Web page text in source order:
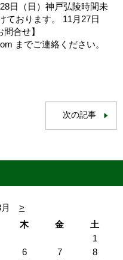
日（日）神戸弘陵時間未
ております。 11月27日
合せ】
までご連絡ください。
次の記事
>
木 金
土
1
6 7
8